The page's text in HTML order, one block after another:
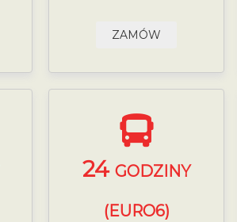
ZAMÓW
24 GODZINY
(EURO6)